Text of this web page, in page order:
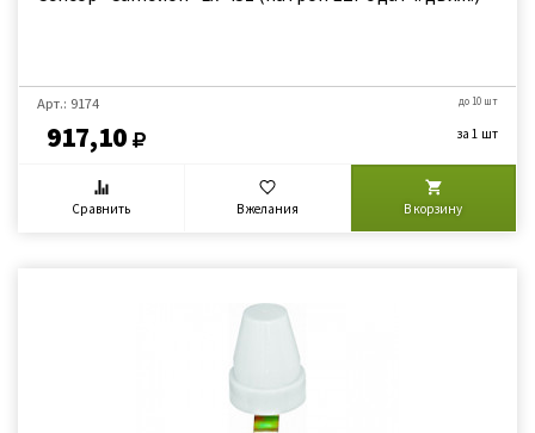
Арт.: 9174
917,10
до 10 шт
за 1 шт
Сравнить В желания В корзину